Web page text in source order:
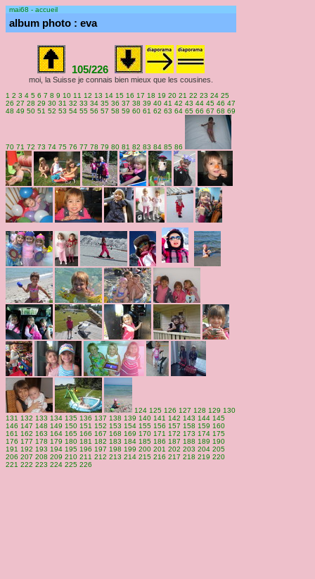
mai68 - accueil
album photo : eva
105/226
moi, la Suisse je connais bien mieux que les cousines.
1 2 3 4 5 6 7 8 9 10 11 12 13 14 15 16 17 18 19 20 21 22 23 24 25
26 27 28 29 30 31 32 33 34 35 36 37 38 39 40 41 42 43 44 45 46 47
48 49 50 51 52 53 54 55 56 57 58 59 60 61 62 63 64 65 66 67 68 69
70 71 72 73 74 75 76 77 78 79 80 81 82 83 84 85 86
124 125 126 127 128 129 130
131 132 133 134 135 136 137 138 139 140 141 142 143 144 145
146 147 148 149 150 151 152 153 154 155 156 157 158 159 160
161 162 163 164 165 166 167 168 169 170 171 172 173 174 175
176 177 178 179 180 181 182 183 184 185 186 187 188 189 190
191 192 193 194 195 196 197 198 199 200 201 202 203 204 205
206 207 208 209 210 211 212 213 214 215 216 217 218 219 220
221 222 223 224 225 226